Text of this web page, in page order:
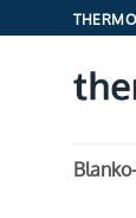
Inhalt